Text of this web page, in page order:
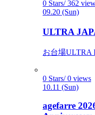
0 Stars/ 362
09.20 (Sun)
ULTRA
お台場ULTRA
0 Stars/ 0 views
10.11 (Sun)
agefarre